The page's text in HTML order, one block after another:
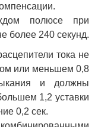
полюсе при
более 240 секунд.
тока не
или меньшем 0,8
и должны
1,2 уставки
0,2 сек.